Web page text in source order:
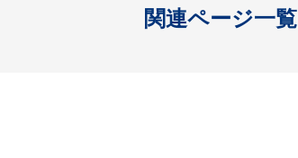
関連ページ一覧
開く